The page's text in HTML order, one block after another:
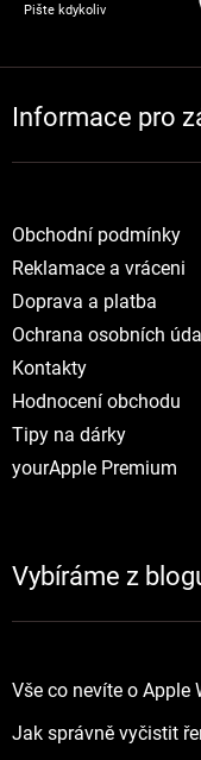
Pište kdykoliv
Informace pro
Obchodní podmínky
Reklamace a vráceni
Doprava a platba
Ochrana osobních
Kontakty
Hodnocení obchodu
Tipy na dárky
yourApple Premium
Vybíráme z
Vše co nevíte o Apple
Jak správně vyčistit